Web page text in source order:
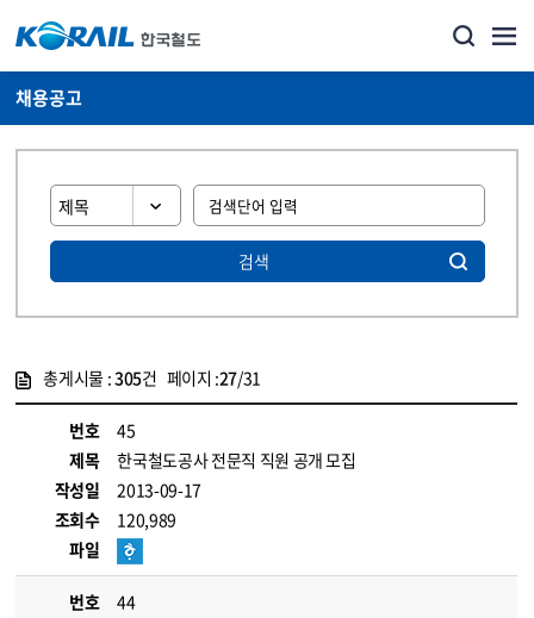
채용공고
검색
총게시물 :305건 페이지 :27/31
번호
45
제목
한국철도공사 전문직 직원 공개 모집
작성일
2013-09-17
조회수
120,989
파일
번호
44